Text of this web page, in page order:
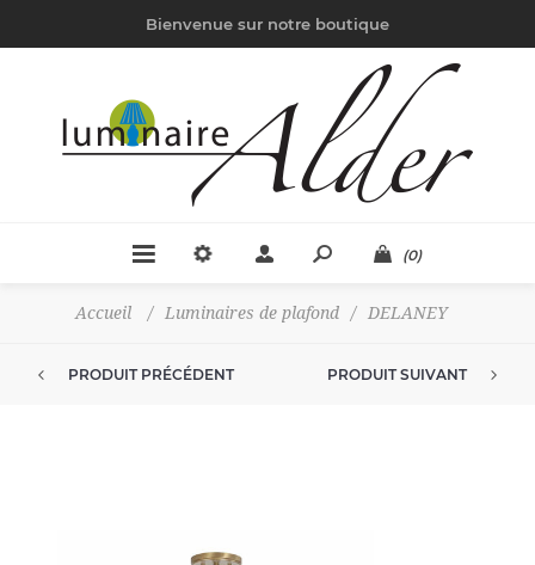
Bienvenue sur notre boutique
(0)
Accueil / Luminaires de plafond / DELANEY
PRODUIT PRÉCÉDENT PRODUIT SUIVANT